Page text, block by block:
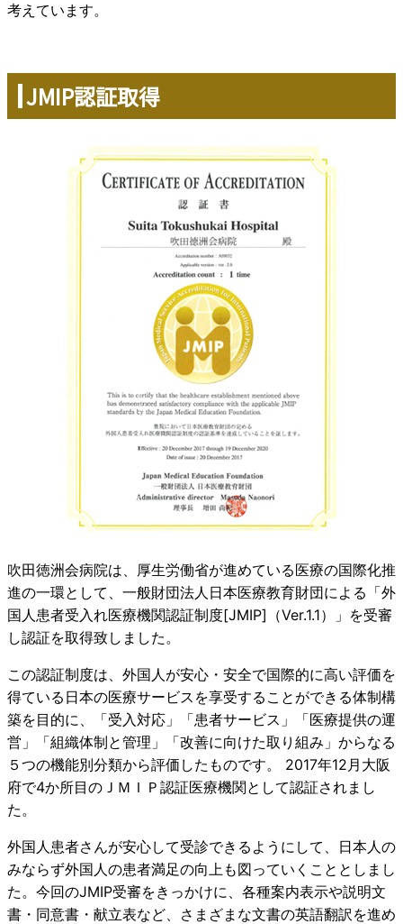
考えています。
JMIP認証取得
吹田徳洲会病院は、厚生労働省が進めている医療の国際化推
進の一環として、一般財団法人日本医療教育財団による「外
国人患者受入れ医療機関認証制度[JMIP]（Ver.1.1）」を受審
し認証を取得致しました。
この認証制度は、外国人が安心・安全で国際的に高い評価を
得ている日本の医療サービスを享受することができる体制構
築を目的に、「受入対応」「患者サービス」「医療提供の運
営」「組織体制と管理」「改善に向けた取り組み」からなる
５つの機能別分類から評価したものです。 2017年12月大阪
府で4か所目のＪＭＩＰ認証医療機関として認証されまし
た。
外国人患者さんが安心して受診できるようにして、日本人の
みならず外国人の患者満足の向上も図っていくこととしまし
た。今回のJMIP受審をきっかけに、各種案内表示や説明文
書・同意書・献立表など、さまざまな文書の英語翻訳を進め